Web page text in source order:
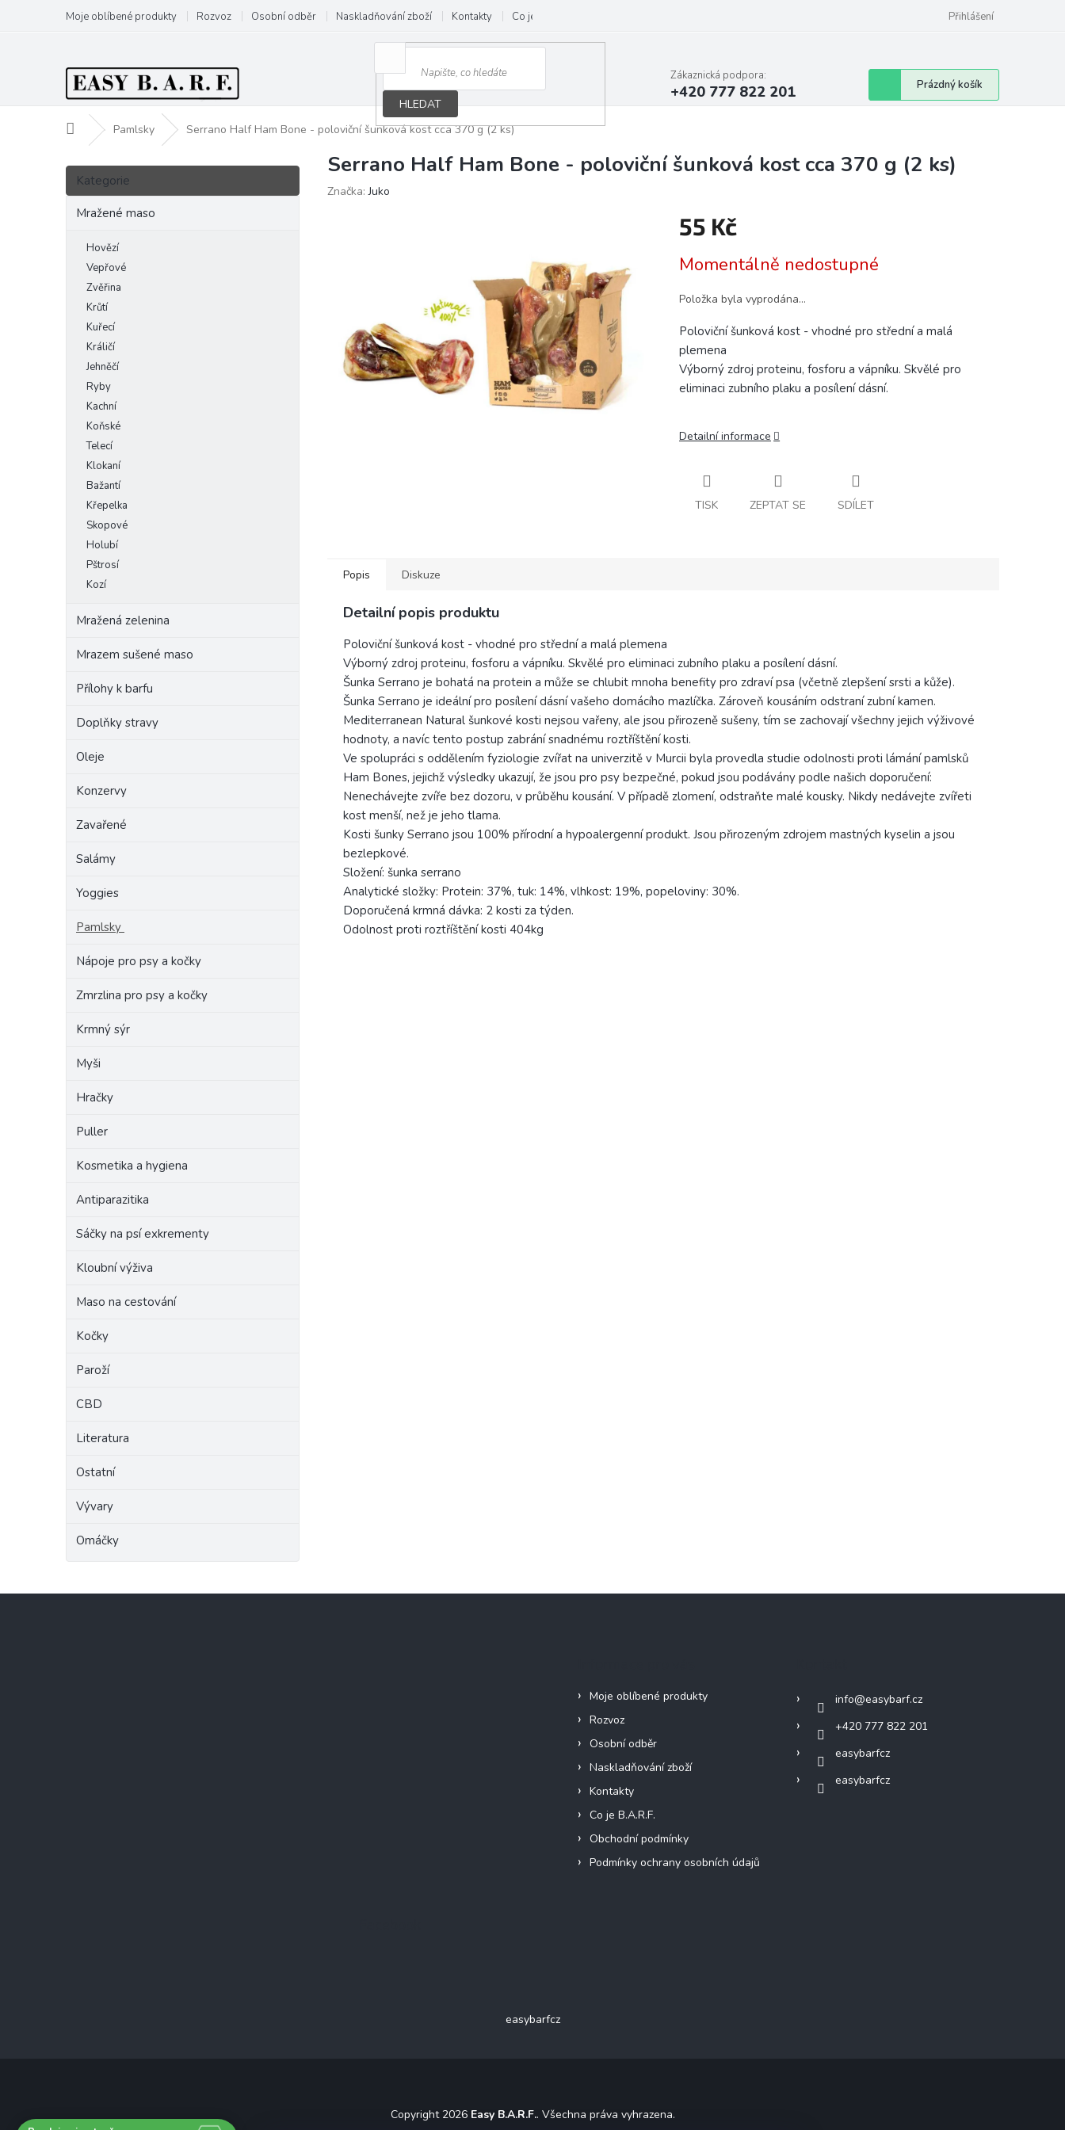
obsah
Moje oblíbené produkty Rozvoz Osobní odběr Naskladňování zboží Kontakty Co je B.A.R.F. Přihlášení
HLEDAT
Zákaznická podpora:
+420 777 822 201
Nákupní
košík
Prázdný košík
Domů Pamlsky Serrano Half Ham Bone - poloviční šunková kost cca 370 g (2 ks)
P
s
Přeskočit
kategorie
Kategorie
Mražené maso
Hovězí
Vepřové
Zvěřina
Krůtí
Kuřecí
Králičí
Jehněčí
Ryby
Kachní
Koňské
Telecí
Klokaní
Bažantí
Křepelka
Skopové
Holubí
Pštrosí
Kozí
Mražená zelenina
Mrazem sušené maso
Přílohy k barfu
Doplňky stravy
Oleje
Konzervy
Zavařené
Salámy
Yoggies
Pamlsky
Nápoje pro psy a kočky
Zmrzlina pro psy a kočky
Krmný sýr
Myši
Hračky
Puller
Kosmetika a hygiena
Antiparazitika
Sáčky na psí exkrementy
Kloubní výživa
Maso na cestování
Kočky
Paroží
CBD
Literatura
Ostatní
Vývary
Omáčky
Serrano Half Ham Bone - poloviční šunková kost cca 370 g (2 ks)
Značka:Juko
55 Kč
cena:
Momentálně nedostupné
Položka byla vyprodána…
Poloviční šunková kost - vhodné pro střední a malá
plemena
Výborný zdroj proteinu, fosforu a vápníku. Skvělé pro
eliminaci zubního plaku a posílení dásní.
Detailní informace
TISK ZEPTAT SE SDÍLET
Popis Diskuze
Detailní popis produktu
Poloviční šunková kost - vhodné pro střední a malá plemena
Výborný zdroj proteinu, fosforu a vápníku. Skvělé pro eliminaci zubního plaku a posílení dásní.
Šunka Serrano je bohatá na protein a může se chlubit mnoha benefity pro zdraví psa (včetně zlepšení srsti a kůže).
Šunka Serrano je ideální pro posílení dásní vašeho domácího mazlíčka. Zároveň kousáním odstraní zubní kamen.
Mediterranean Natural šunkové kosti nejsou vařeny, ale jsou přirozeně sušeny, tím se zachovají všechny jejich výživové
hodnoty, a navíc tento postup zabrání snadnému roztříštění kosti.
Ve spolupráci s oddělením fyziologie zvířat na univerzitě v Murcii byla provedla studie odolnosti proti lámání pamlsků
Ham Bones, jejichž výsledky ukazují, že jsou pro psy bezpečné, pokud jsou podávány podle našich doporučení:
Nenechávejte zvíře bez dozoru, v průběhu kousání. V případě zlomení, odstraňte malé kousky. Nikdy nedávejte zvířeti
kost menší, než je jeho tlama.
Kosti šunky Serrano jsou 100% přírodní a hypoalergenní produkt. Jsou přirozeným zdrojem mastných kyselin a jsou
bezlepkové.
Složení: šunka serrano
Analytické složky: Protein: 37%, tuk: 14%, vlhkost: 19%, popeloviny: 30%.
Doporučená krmná dávka: 2 kosti za týden.
Odolnost proti roztříštění kosti 404kg
Moje oblíbené produkty
Rozvoz
Osobní odběr
Naskladňování zboží
Kontakty
Co je B.A.R.F.
Obchodní podmínky
Podmínky ochrany osobních údajů
info@easybarf.cz
+420 777 822 201
easybarfcz
easybarfcz
easybarfcz
Copyright 2026 Easy B.A.R.F.. Všechna práva vyhrazena.